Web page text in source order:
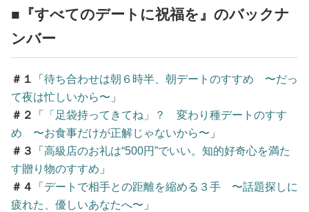
■『すべてのデートに祝福を』のバックナ
ンバー
＃１ 「 待ち合わせは朝６時半、朝デートのすすめ 〜だっ
て夜は忙しいから〜 」
＃２
「
「足袋持ってきてね」？ 変わり種デートのすす
め 〜お食事だけが正解じゃないから〜 」
＃３
「 高級店のお礼は“500円”でいい。知的好奇心を満た
す贈り物のすすめ 」
＃４
「 デートで相手との距離を縮める３手 〜話題探しに
疲れた、優しいあなたへ〜 」